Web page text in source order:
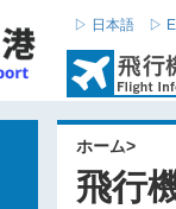
▷ 日本語 ▷
ホーム>
飛行